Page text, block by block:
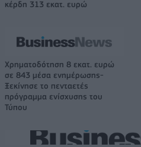
κέρδη 313 εκατ. ευρώ
Χρηματοδότηση 8 εκατ. ευρώ
σε 843 μέσα ενημέρωσης-
Ξεκίνησε το πενταετές
πρόγραμμα ενίσχυσης του
Τύπου